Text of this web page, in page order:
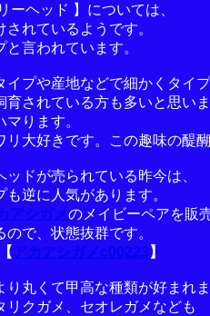
ーヘッド 】については、
れているようです。
言われています。
プや産地などで細かくタイ
されている方も多いと思いま
ります。
大好きです。この趣味の醍醐
ドが売られている昨今は、
逆に人気があります。
アシガメのメイビーペアを販
で、状態抜群です。
【 アカアシガメc00223 】
丸くて甲高な種類が好まれま
クガメ、セオレガメなども